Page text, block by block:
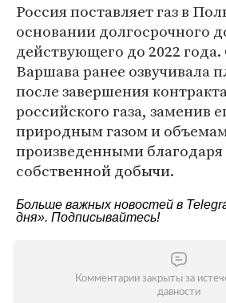
Россия поставляет газ в
основании долгосрочного
действующего до 2022
Варшава ранее озвучивала
после завершения
российского газа,
природным газом и
произведенными
собственной добычи.
Больше важных новостей в
дня». Подписывайтесь!
Комментарии закрыты за
давности